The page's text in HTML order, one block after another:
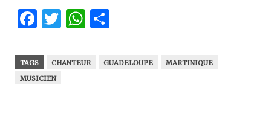
Facebook
Twitter
WhatsApp
TAGS CHANTEUR GUADELOUPE
MARTINIQUE
MUSICIEN